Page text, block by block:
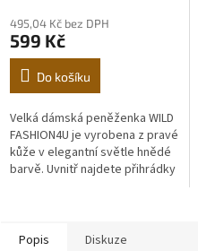
495,04 Kč bez DPH
599 Kč
Do košíku
Velká dámská peněženka WILD
FASHION4U je vyrobena z pravé
kůže v elegantní světle hnědé
barvě. Uvnitř najdete přihrádky
Popis Diskuze